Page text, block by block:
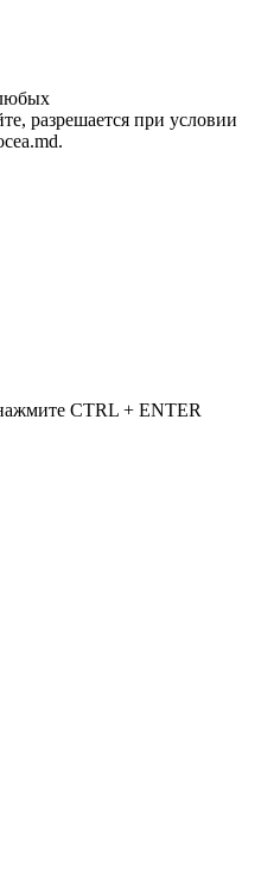
разрешается при условии
CTRL + ENTER